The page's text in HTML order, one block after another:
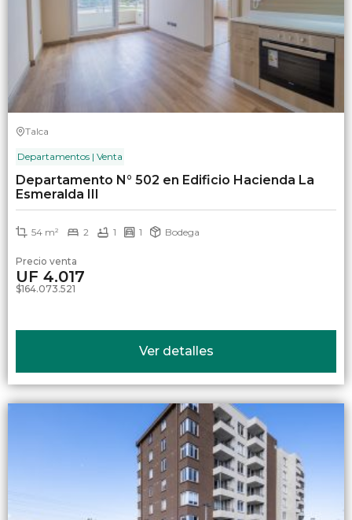
Talca
Departamentos | Venta
Departamento N° 502 en Edificio Hacienda La
Esmeralda III
54 m² 2 1 1 Bodega
Precio venta
UF 4.017
$164.073.521
Ver detalles